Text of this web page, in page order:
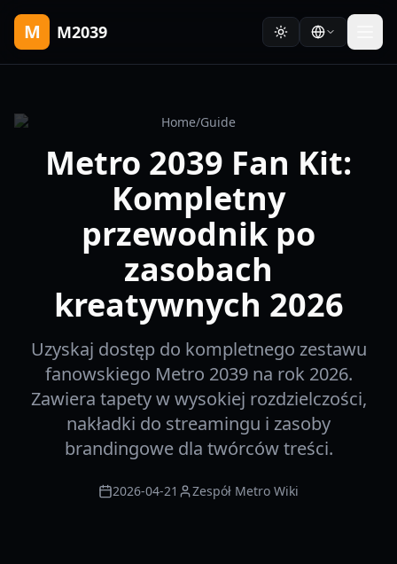
M M2039
Home/Guide
Metro 2039 Fan Kit:
Kompletny
przewodnik po
zasobach
kreatywnych 2026
Uzyskaj dostęp do kompletnego zestawu
fanowskiego Metro 2039 na rok 2026.
Zawiera tapety w wysokiej rozdzielczości,
nakładki do streamingu i zasoby
brandingowe dla twórców treści.
2026-04-21 Zespół Metro Wiki